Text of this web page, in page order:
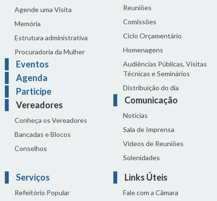
Agende uma Visita
Memória
Estrutura administrativa
Procuradoria da Mulher
Eventos
Agenda
Participe
Vereadores
Conheça os Vereadores
Bancadas e Blocos
Conselhos
Reuniões
Comissões
Ciclo Orçamentário
Homenagens
Audiências Públicas, Visitas
Técnicas e Seminários
Distribuição do dia
Comunicação
Notícias
Sala de Imprensa
Vídeos de Reuniões
Solenidades
Serviços
Refeitório Popular
Links Úteis
Fale com a Câmara